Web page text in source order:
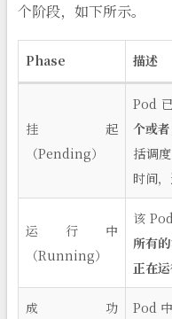
个阶段，如下所示。
Phase 描述
挂起
（Pending）
Pod
个或
括调
时间
运行中
（Running）
该
所有
正在
成功
Pod